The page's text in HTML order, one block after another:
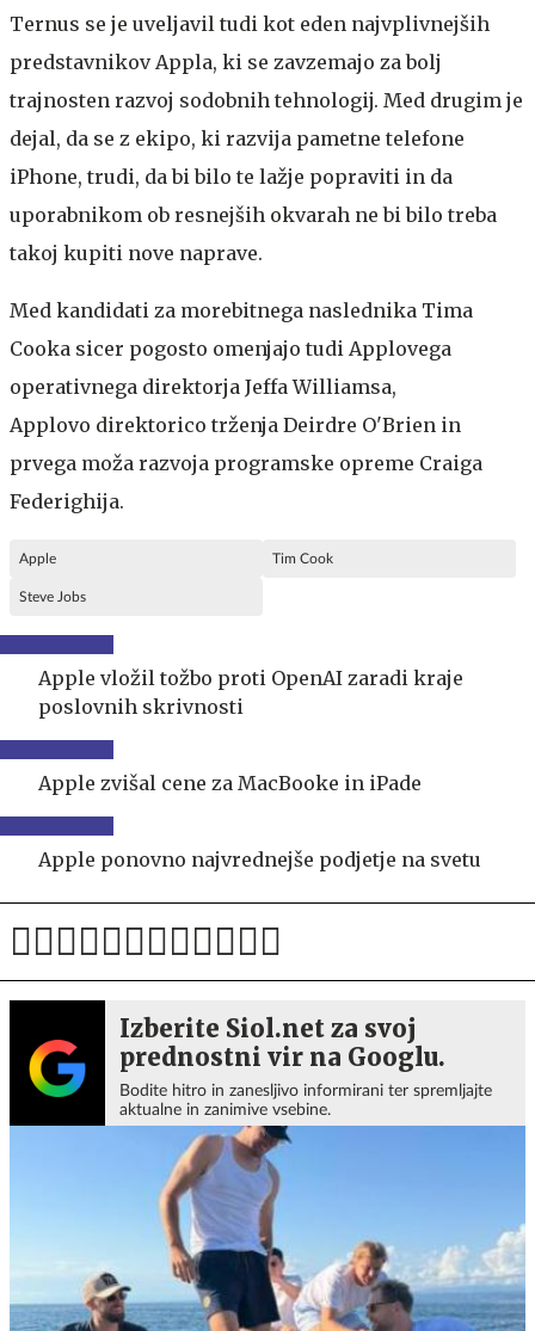
Ternus se je uveljavil tudi kot eden najvplivnejših
predstavnikov Appla, ki se zavzemajo za bolj
trajnosten razvoj sodobnih tehnologij. Med drugim je
dejal, da se z ekipo, ki razvija pametne telefone
iPhone, trudi, da bi bilo te lažje popraviti in da
uporabnikom ob resnejših okvarah ne bi bilo treba
takoj kupiti nove naprave.
Med kandidati za morebitnega naslednika Tima
Cooka sicer pogosto omenjajo tudi Applovega
operativnega direktorja Jeffa Williamsa,
Applovo direktorico trženja Deirdre O'Brien in
prvega moža razvoja programske opreme Craiga
Federighija.
Apple Tim Cook
Steve Jobs
Apple vložil tožbo proti OpenAI zaradi kraje
poslovnih skrivnosti
Apple zvišal cene za MacBooke in iPade
Apple ponovno najvrednejše podjetje na svetu
Izberite Siol.net za svoj
prednostni vir na Googlu.
Bodite hitro in zanesljivo informirani ter spremljajte
aktualne in zanimive vsebine.